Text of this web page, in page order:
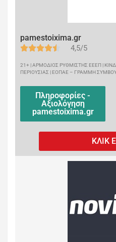
pamestoixima.gr
4,5/5
21+ | ΑΡΜΟΔΙΟΣ ΡΥΘΜΙΣΤΗΣ ΕΕΕΠ |
ΠΕΡΙΟΥΣΙΑΣ | ΕΟΠΑΕ – ΓΡΑΜΜΗ
Πληροφορίες -
Αξιολόγηση
pamestoixima.gr
ΚΛΙΚ